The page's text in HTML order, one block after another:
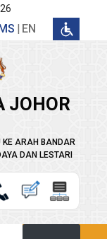
MS EN
JOHOR
KE ARAH BANDAR
DAN LESTARI